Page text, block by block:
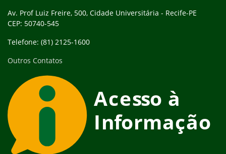
Av. Prof Luiz Freire, 500, Cidade Universitária - Recife-PE
CEP: 50740-545
Telefone: (81) 2125-1600
Outros Contatos